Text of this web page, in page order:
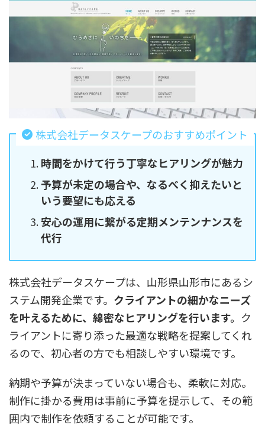
株式会社データスケープのおすすめポイント
時間をかけて行う丁寧なヒアリングが魅力
予算が未定の場合や、なるべく抑えたいと
いう要望にも応える
安心の運用に繋がる定期メンテンナンスを
代行
株式会社データスケープは、山形県山形市にあるシ
ステム開発企業です。 クライアントの細かなニーズ
を叶えるために、綿密なヒアリングを行います。 ク
ライアントに寄り添った最適な戦略を提案してくれ
るので、初心者の方でも相談しやすい環境です。
納期や予算が決まっていない場合も、柔軟に対応。
制作に掛かる費用は事前に予算を提示して、その範
囲内で制作を依頼することが可能です。